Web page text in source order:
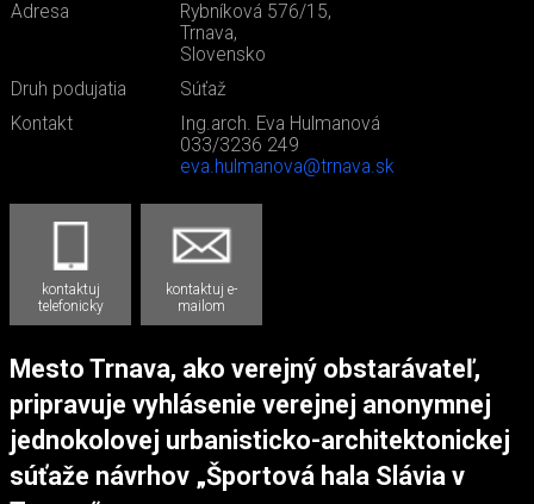
Adresa
Rybníková 576/15,
Trnava,
Slovensko
Druh podujatia
Súťaž
Kontakt
Ing.arch. Eva Hulmanová
033/3236 249
eva.hulmanova@trnava.sk
kontaktuj
telefonicky
kontaktuj e-
mailom
Mesto Trnava, ako verejný obstarávateľ,
pripravuje vyhlásenie verejnej anonymnej
jednokolovej urbanisticko-architektonickej
súťaže návrhov „Športová hala Slávia v